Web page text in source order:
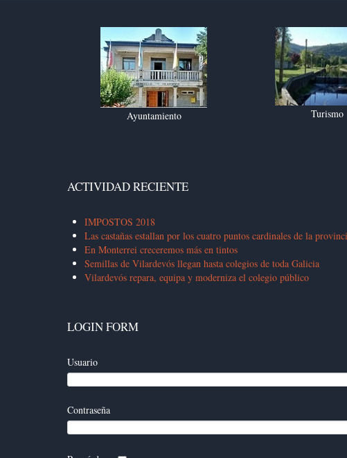
Ayuntamiento Turismo
ACTIVIDAD RECIENTE
IMPOSTOS 2018
Las castañas estallan por los cuatro puntos cardinales de la
En Monterrei creceremos más en tintos
Semillas de Vilardevós llegan hasta colegios de toda Galicia
Vilardevós repara, equipa y moderniza el colegio público
LOGIN FORM
Usuario
Contraseña